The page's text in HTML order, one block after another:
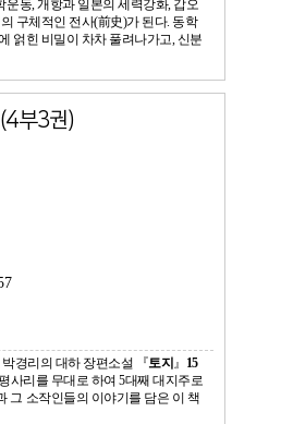
운동, 개항과 일본의 세력강화, 갑오
구체적인 전사(前史)가 된다. 동학
얽힌 비밀이 차차 풀려나가고, 신분
부3권)
경리의 대하 장편소설 『토지 』 15
사리를 무대로 하여 5대째 대지주로
그 소작인들의 이야기를 담은 이 책